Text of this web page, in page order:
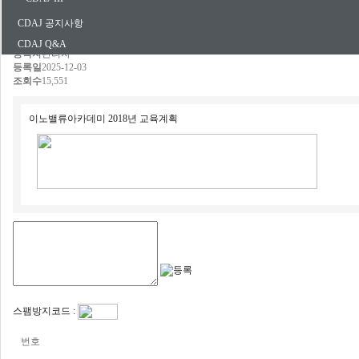
CDAJ 공지사항
CDAJ Q&A
등록자관리자
등록일2025-12-03
조회수15,551
이노밸류아카데미 2018년 교육계획
스팸방지코드 :
번호